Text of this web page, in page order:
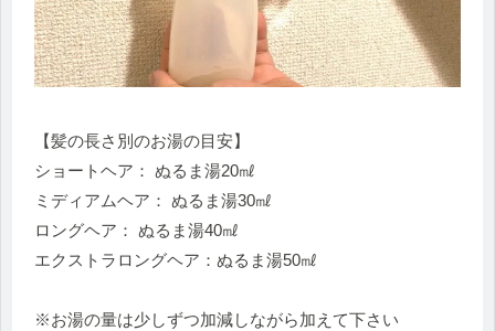
【髪の長さ別のお湯の目安】
ショートヘア： ぬるま湯20㎖
ミディアムヘア： ぬるま湯30㎖
ロングヘア： ぬるま湯40㎖
エクストラロングヘア：ぬるま湯50㎖
※お湯の量は少しずつ加減しながら加えて下さい